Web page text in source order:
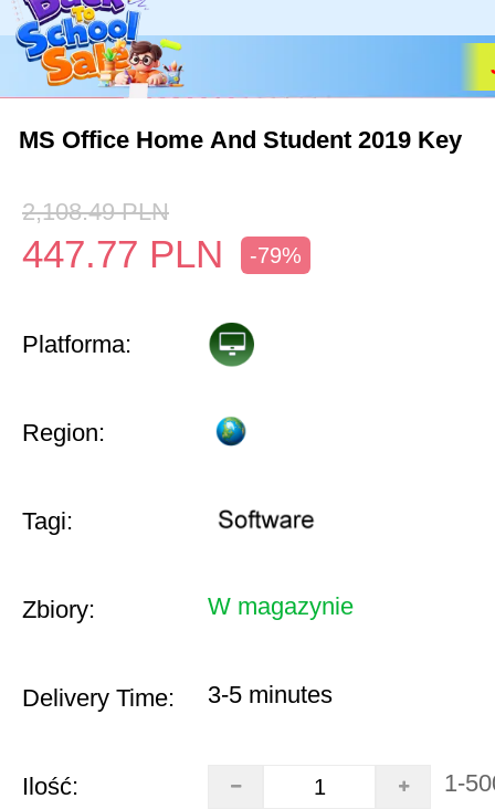
MS Office Home And Student 2019 Key
2,108.49 PLN
447.77 PLN -79%
Platforma:
Region:
Tagi:
Zbiory: W magazynie
Delivery Time: 3-5 minutes
Ilość: 1-